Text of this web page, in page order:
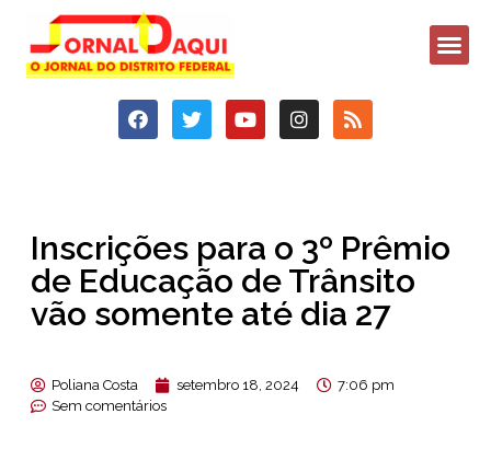
Inscrições para o 3º Prêmio
de Educação de Trânsito
vão somente até dia 27
Poliana Costa setembro 18, 2024
7:06 pm
Sem comentários